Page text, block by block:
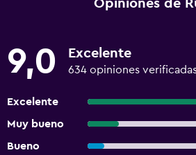
Opiniones de
9,0 Excelente
634 opiniones
Excelente
Muy bueno
Bueno